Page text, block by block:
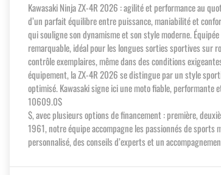
Kawasaki Ninja ZX-4R 2026 : agilité et performance au
d’un parfait équilibre entre puissance, maniabilité et
qui souligne son dynamisme et son style moderne.
remarquable, idéal pour les longues sorties sportives sur
contrôle exemplaires, même dans des conditions
équipement, la ZX-4R 2026 se distingue par un style
optimisé. Kawasaki signe ici une moto fiable, performante
10609.0$
$, avec plusieurs options de financement : première,
1961, notre équipe accompagne les passionnés de
personnalisé, des conseils d’experts et un